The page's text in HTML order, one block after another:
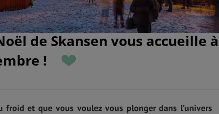
de Skansen vous accueille à
!
froid et que vous voulez vous plonger dans l’univers